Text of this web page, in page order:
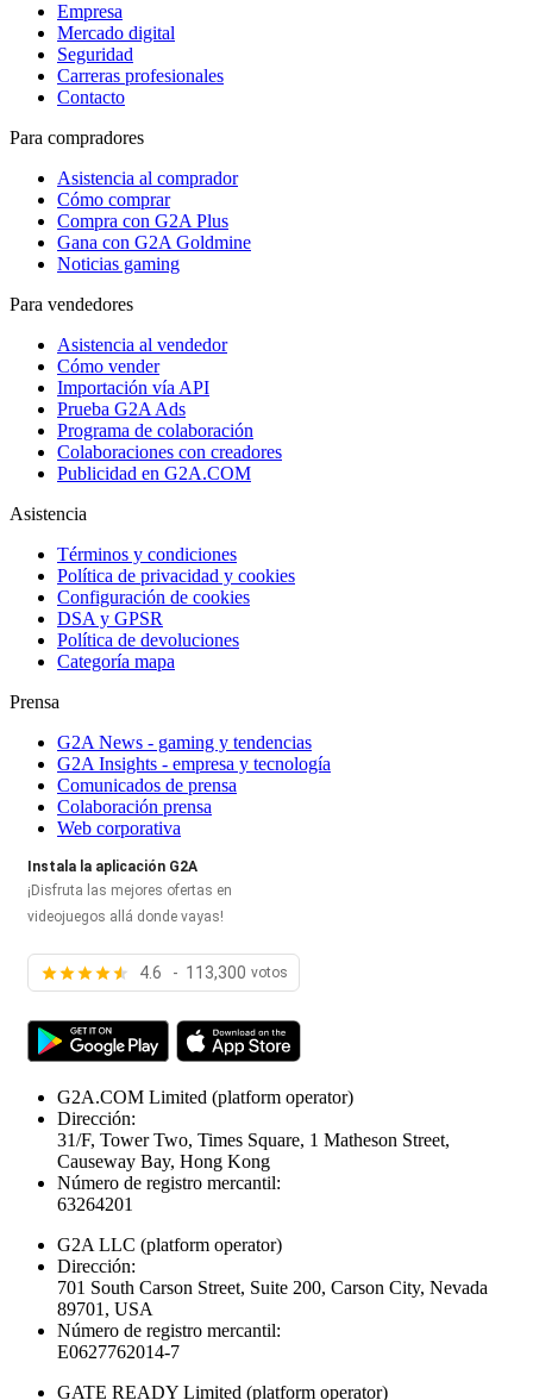
Empresa
Mercado digital
Seguridad
Carreras profesionales
Contacto
Para compradores
Asistencia al comprador
Cómo comprar
Compra con G2A Plus
Gana con G2A Goldmine
Noticias gaming
Para vendedores
Asistencia al vendedor
Cómo vender
Importación vía API
Prueba G2A Ads
Programa de colaboración
Colaboraciones con creadores
Publicidad en G2A.COM
Asistencia
Términos y condiciones
Política de privacidad y cookies
Configuración de cookies
DSA y GPSR
Política de devoluciones
Categoría mapa
Prensa
G2A News - gaming y tendencias
G2A Insights - empresa y tecnología
Comunicados de prensa
Colaboración prensa
Web corporativa
Instala la aplicación G2A
¡Disfruta las mejores ofertas en
videojuegos allá donde vayas!
4.6 - 113,300 votos
G2A.COM Limited (platform operator)
Dirección:
31/F, Tower Two, Times Square, 1 Matheson Street,
Causeway Bay, Hong Kong
Número de registro mercantil:
63264201
G2A LLC (platform operator)
Dirección:
701 South Carson Street, Suite 200, Carson City, Nevada
89701, USA
Número de registro mercantil:
E0627762014-7
GATE READY Limited (platform operator)